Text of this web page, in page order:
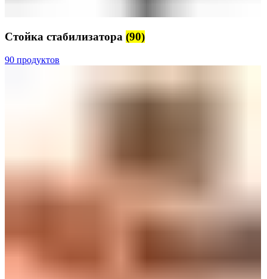
Стойка стабилизатора (90)
90 продуктов